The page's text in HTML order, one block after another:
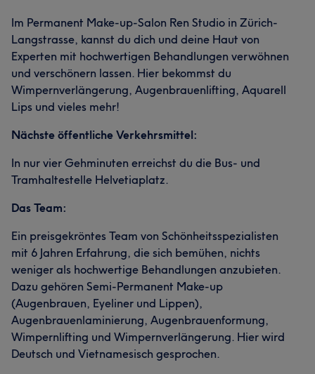
Im Permanent Make-up-Salon Ren Studio in Zürich-
Langstrasse, kannst du dich und deine Haut von
Experten mit hochwertigen Behandlungen verwöhnen
und verschönern lassen. Hier bekommst du
Wimpernverlängerung, Augenbrauenlifting, Aquarell
Lips und vieles mehr!
Nächste öffentliche Verkehrsmittel:
In nur vier Gehminuten erreichst du die Bus- und
Tramhaltestelle Helvetiaplatz.
Das Team:
Ein preisgekröntes Team von Schönheitsspezialisten
mit 6 Jahren Erfahrung, die sich bemühen, nichts
weniger als hochwertige Behandlungen anzubieten.
Dazu gehören Semi-Permanent Make-up
(Augenbrauen, Eyeliner und Lippen),
Augenbrauenlaminierung, Augenbrauenformung,
Wimpernlifting und Wimpernverlängerung. Hier wird
Deutsch und Vietnamesisch gesprochen.